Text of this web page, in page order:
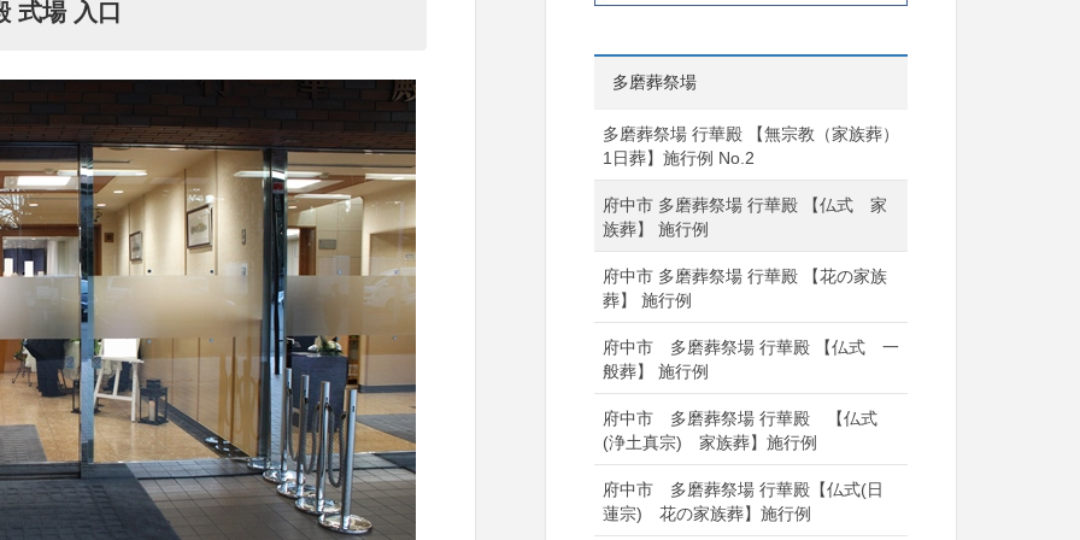
式場 入口
多磨葬祭場
多磨葬祭場 行華殿 【無宗教（家族葬）
1日葬】施行例 No.2
府中市 多磨葬祭場 行華殿 【仏式 家
族葬】 施行例
府中市 多磨葬祭場 行華殿 【花の家族
葬】 施行例
府中市 多磨葬祭場 行華殿 【仏式 一
般葬】 施行例
府中市 多磨葬祭場 行華殿 【仏式
(浄土真宗) 家族葬】施行例
府中市 多磨葬祭場 行華殿【仏式(日
蓮宗) 花の家族葬】施行例